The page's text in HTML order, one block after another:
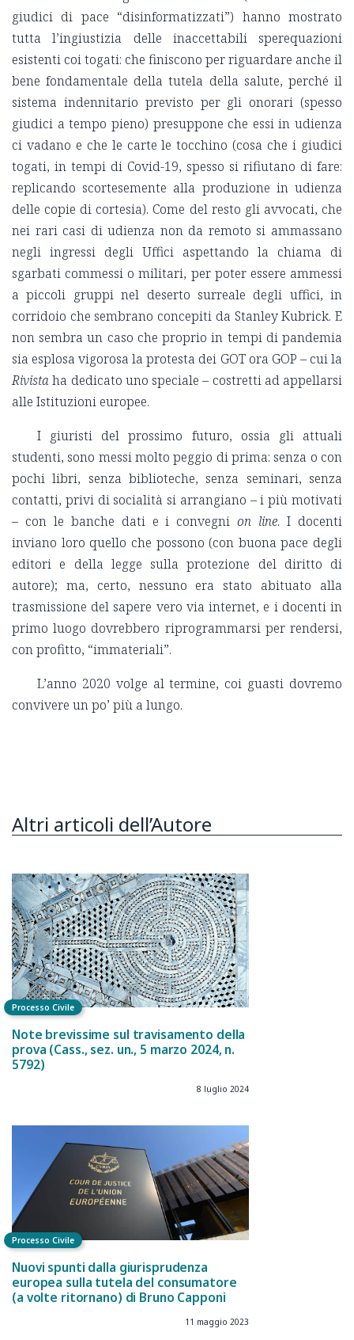
giudici di pace “disinformatizzati”) hanno mostrato
tutta l’ingiustizia delle inaccettabili sperequazioni
esistenti coi togati: che finiscono per riguardare anche il
bene fondamentale della tutela della salute, perché il
sistema indennitario previsto per gli onorari (spesso
giudici a tempo pieno) presuppone che essi in udienza
ci vadano e che le carte le tocchino (cosa che i giudici
togati, in tempi di Covid-19, spesso si rifiutano di fare:
replicando scortesemente alla produzione in udienza
delle copie di cortesia). Come del resto gli avvocati, che
nei rari casi di udienza non da remoto si ammassano
negli ingressi degli Uffici aspettando la chiama di
sgarbati commessi o militari, per poter essere ammessi
a piccoli gruppi nel deserto surreale degli uffici, in
corridoio che sembrano concepiti da Stanley Kubrick. E
non sembra un caso che proprio in tempi di pandemia
sia esplosa vigorosa la protesta dei GOT ora GOP – cui la
Rivistaha dedicato uno speciale – costretti ad appellarsi
alle Istituzioni europee.
I giuristi del prossimo futuro, ossia gli attuali
studenti, sono messi molto peggio di prima: senza o con
pochi libri, senza biblioteche, senza seminari, senza
contatti, privi di socialità si arrangiano – i più motivati
– con le banche dati e i convegnion line. I docenti
inviano loro quello che possono (con buona pace degli
editori e della legge sulla protezione del diritto di
autore); ma, certo, nessuno era stato abituato alla
trasmissione del sapere vero via internet, e i docenti in
primo luogo dovrebbero riprogrammarsi per rendersi,
con profitto, “immateriali”.
L’anno 2020 volge al termine, coi guasti dovremo
convivere un po’ più a lungo.
Altri articoli dell’Autore
Processo Civile
Note brevissime sul travisamento della
prova (Cass., sez. un., 5 marzo 2024, n.
5792)
8 luglio 2024
Processo Civile
Nuovi spunti dalla giurisprudenza
europea sulla tutela del consumatore
(a volte ritornano) di Bruno Capponi
11 maggio 2023